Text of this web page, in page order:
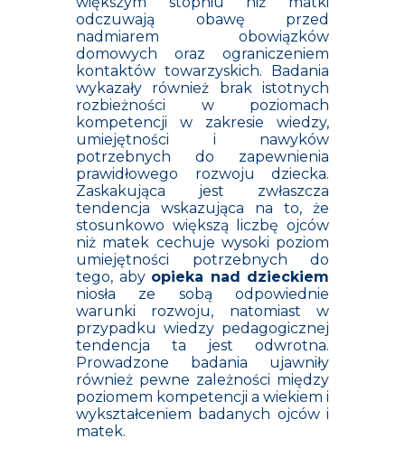
odczuwają obawę przed
nadmiarem obowiązków
domowych oraz ograniczeniem
kontaktów towarzyskich. Badania
wykazały również brak istotnych
rozbieżności w poziomach
kompetencji w zakresie wiedzy,
umiejętności i nawyków
potrzebnych do zapewnienia
prawidłowego rozwoju dziecka.
Zaskakująca jest zwłaszcza
tendencja wskazująca na to, że
stosunkowo większą liczbę ojców
niż matek cechuje wysoki poziom
umiejętności potrzebnych do
tego, aby opieka nad dzieckiem
niosła ze sobą odpowiednie
warunki rozwoju, natomiast w
przypadku wiedzy pedagogicznej
tendencja ta jest odwrotna.
Prowadzone badania ujawniły
również pewne zależności między
poziomem kompetencji a wiekiem i
wykształceniem badanych ojców i
matek.